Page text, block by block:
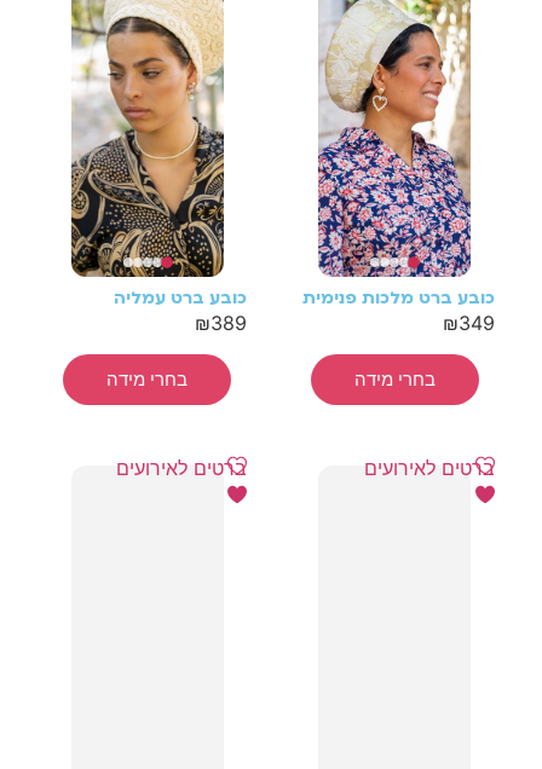
כובע ברט מלכות פנימית
₪349
בחרי מידה
כובע ברט עמליה
₪389
בחרי מידה
ברטים לאירועים ברטים לאירועים